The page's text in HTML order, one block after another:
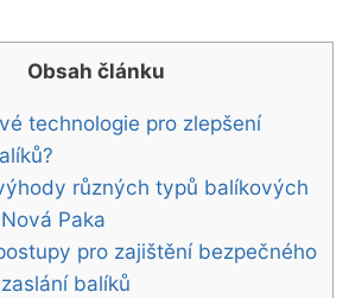
Obsah článku
⁣technologie⁣ pro ‌zlepšení
různých typů balíkových
‍Paka
pro zajištění bezpečného
balíků